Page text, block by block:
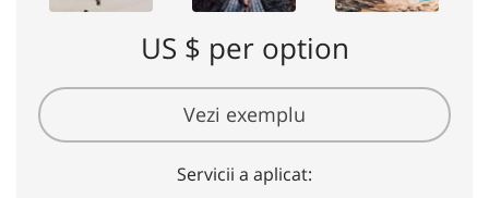
US $ per option
Vezi exemplu
Servicii a aplicat: